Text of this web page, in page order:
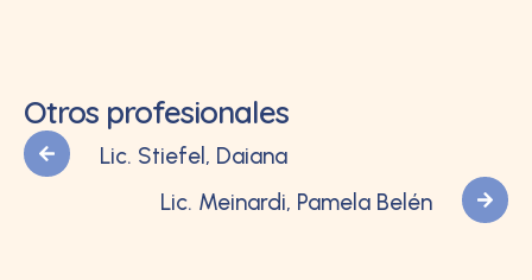
Otros profesionales
Lic. Stiefel, Daiana
Lic. Meinardi, Pamela Belén